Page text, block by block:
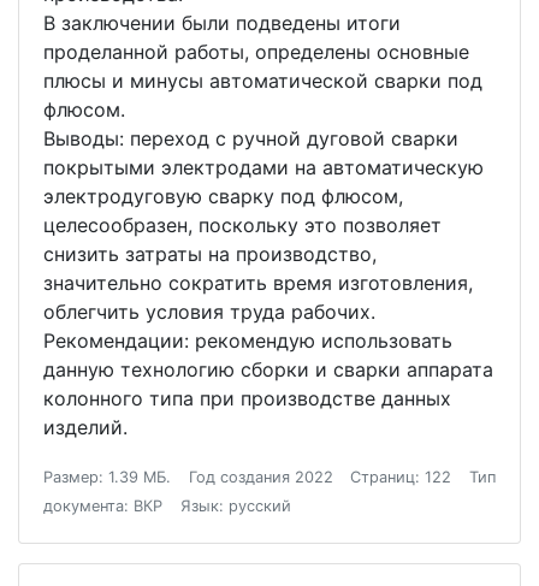
В заключении были подведены итоги
проделанной работы, определены основные
плюсы и минусы автоматической сварки под
флюсом.
Выводы: переход с ручной дуговой сварки
покрытыми электродами на автоматическую
электродуговую сварку под флюсом,
целесообразен, поскольку это позволяет
снизить затраты на производство,
значительно сократить время изготовления,
облегчить условия труда рабочих.
Рекомендации: рекомендую использовать
данную технологию сборки и сварки аппарата
колонного типа при производстве данных
изделий.
Размер: 1.39 МБ. Год создания 2022 Страниц: 122
Тип
документа: ВКР
Язык: русский